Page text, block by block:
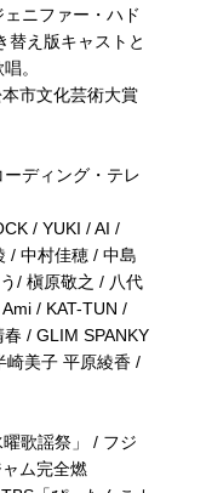
ニファー・ハド
替え版キャストと
。
市文化芸術大賞
ーディング・テレ
/ YUKI / AI /
/ 中村佳穂 / 中島
/ 槇原敬之 / 八代
/ KAT-TUN /
/ GLIM SPANKY
崎美子 平原綾香 /
歌謡祭」 / フジ
ム完全燃